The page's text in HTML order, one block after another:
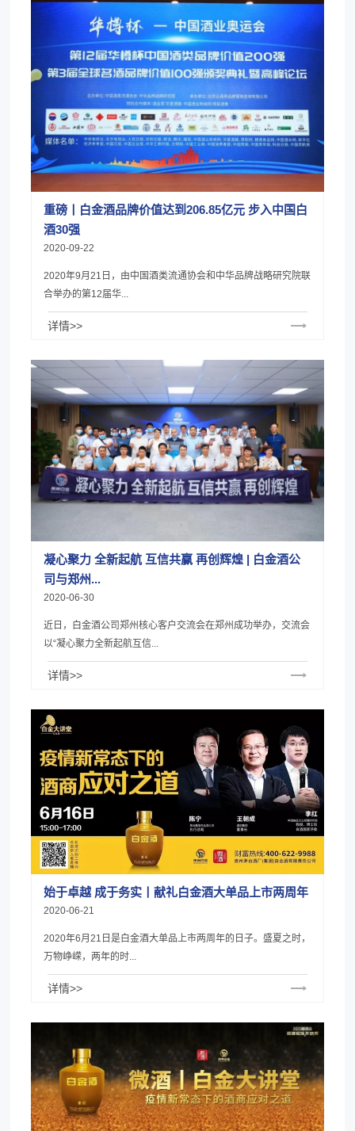
重磅丨白金酒品牌价值达到206.85亿元 步入中国白
酒30强
2020-09-22
2020年9月21日，由中国酒类流通协会和中华品牌战略研究院联
合举办的第12届华...
详情>>
凝心聚力 全新起航 互信共赢 再创辉煌 | 白金酒公
司与郑州...
2020-06-30
近日，白金酒公司郑州核心客户交流会在郑州成功举办，交流会
以“凝心聚力全新起航互信...
详情>>
始于卓越 成于务实丨献礼白金酒大单品上市两周年
2020-06-21
2020年6月21日是白金酒大单品上市两周年的日子。盛夏之时，
万物峥嵘，两年的时...
详情>>